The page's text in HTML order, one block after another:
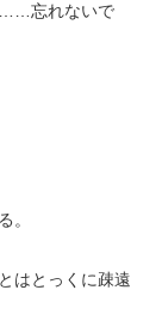
……忘れないで
。
はとっくに疎遠